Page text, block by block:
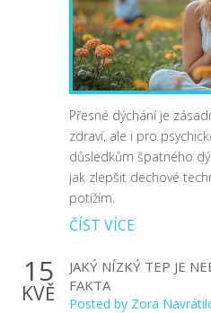
Přesné dýchání je
zdraví, ale i pro
důsledkům špatného
jak zlepšit dechové
potížím.
ČÍST VÍCE
15
KVĚ
JAKÝ NÍZKÝ TEP JE
FAKTA
Posted by Zora